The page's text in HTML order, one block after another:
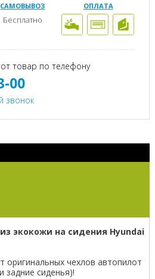
САМОВЫВОЗ
Бесплатно
ОПЛАТА
товар по телефону
00
звонок
экокожи на сидения Hyundai
оригинальных чехлов автопилот
задние сиденья)!